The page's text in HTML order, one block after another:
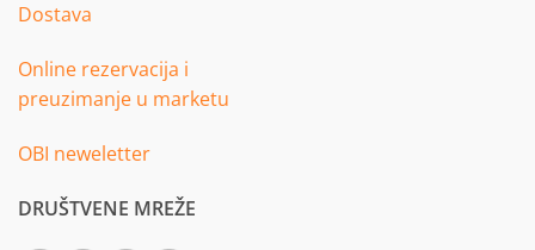
Dostava
Online rezervacija i
preuzimanje u marketu
OBI neweletter
DRUŠTVENE MREŽE